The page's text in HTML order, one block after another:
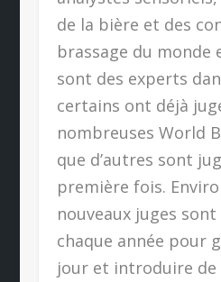
de la bière et des
brassage du monde
sont des experts
certains ont déjà
nombreuses World
que d’autres sont
première fois.
nouveaux juges
chaque année pour
jour et introduire de